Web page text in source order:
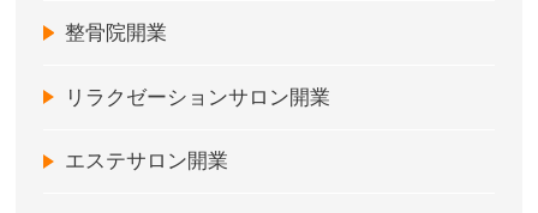
整骨院開業
リラクゼーションサロン開業
エステサロン開業